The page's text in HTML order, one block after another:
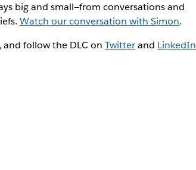
big and small—from conversations and
Watch our conversation with Simon.
and follow the DLC onTwitterand LinkedIn